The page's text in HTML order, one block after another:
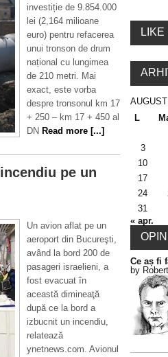
investiție de 9.854.000
lei (2,164 milioane
euro) pentru refacerea
unui tronson de drum
național cu lungimea
de 210 metri. Mai
exact, este vorba
despre tronsonul km 17
+ 250 – km 17 + 450 al
DN Read more [...]
pe un
Un avion aflat pe un
aeroport din Bucureşti,
având la bord 200 de
pasageri israelieni, a
fost evacuat în
această dimineaţă
după ce la bord a
izbucnit un incendiu,
relatează
ynetnews.com. Avionul
LIKE
L
3
10
17
24
31
« apr.
OPINII
Ce aș fi
by